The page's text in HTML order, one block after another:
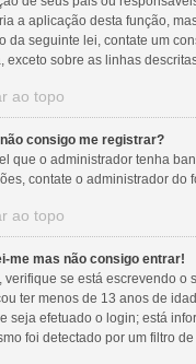
a aplicação desta função,
da seguinte lei, contate um
exceto sobre as linhas
ao topo
consigo me registrar?
que o administrador tenha
contate o administrador do
ao topo
me mas não consigo entrar!
verifique se está escrevendo o
ter menos de 13 anos de
seja efetuado o login; está
foi detectado por um filtro